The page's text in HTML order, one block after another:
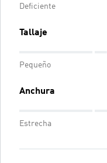
Deficiente
Tallaje
Pequeño
Anchura
Estrecha